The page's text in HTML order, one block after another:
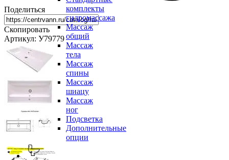
комплекты
гидромассажа
Массаж
общий
Массаж
тела
Массаж
спины
Массаж
шиацу
Массаж
ног
Подсветка
Дополнительные
опции
Поделиться
Скопировать
Артикул: У79779